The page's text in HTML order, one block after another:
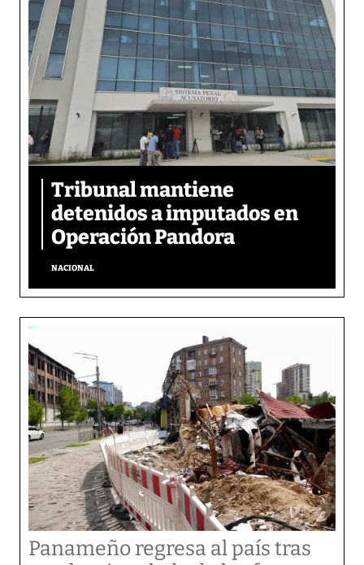
Tribunal mantiene
detenidos a imputados en
Operación Pandora
NACIONAL
Panameño regresa al país tras